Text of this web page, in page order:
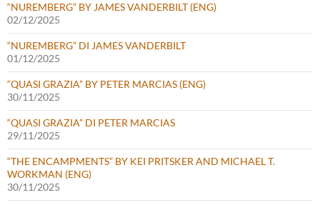
“NUREMBERG” BY JAMES VANDERBILT (ENG)
02/12/2025
“NUREMBERG” DI JAMES VANDERBILT
01/12/2025
“QUASI GRAZIA” BY PETER MARCIAS (ENG)
30/11/2025
“QUASI GRAZIA” DI PETER MARCIAS
29/11/2025
“THE ENCAMPMENTS” BY KEI PRITSKER AND MICHAEL T.
WORKMAN (ENG)
30/11/2025